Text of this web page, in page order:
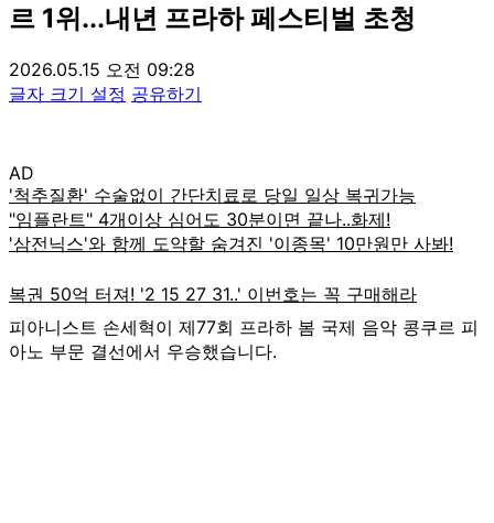
르 1위...내년 프라하 페스티벌 초청
2026.05.15 오전 09:28
글자 크기 설정 공유하기
AD
피아니스트 손세혁이 제77회 프라하 봄 국제 음악 콩쿠르 피
아노 부문 결선에서 우승했습니다.